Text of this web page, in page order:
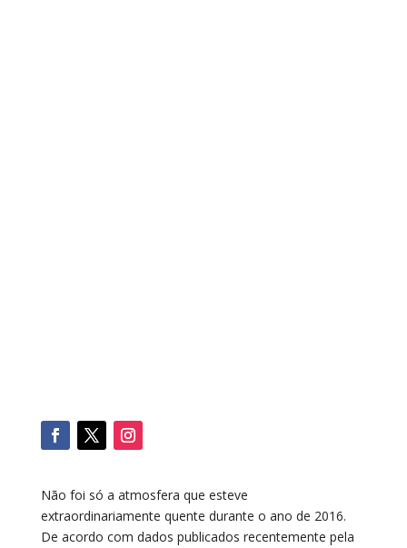
Não foi só a atmosfera que esteve
extraordinariamente quente durante o ano de 2016.
De acordo com dados publicados recentemente pela